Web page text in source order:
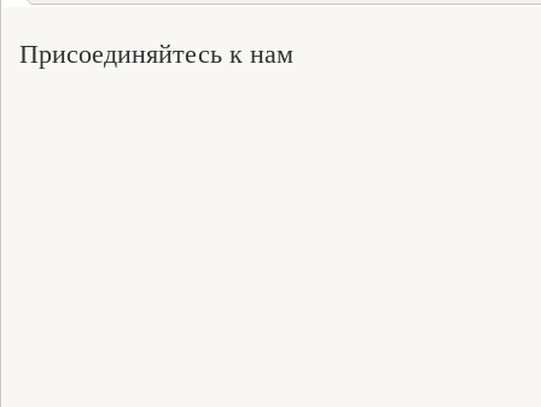
Присоединяйтесь к нам